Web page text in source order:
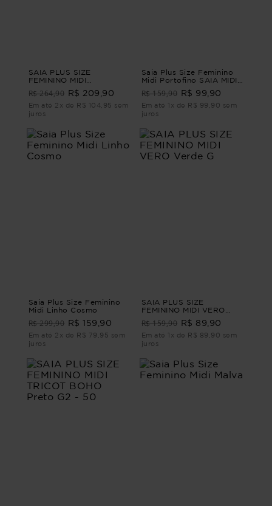
SAIA PLUS SIZE
FEMININO MIDI
ROMANTIQUE Marrom G4
R$ 264,90 R$ 209,90
Em até 2x de R$ 104,95 sem
juros
Saia Plus Size Feminino
Midi Portofino SAIA MIDI
PORTOFINO Azul G3 - 52
R$ 159,90 R$ 99,90
Em até 1x de R$ 99,90 sem
juros
Saia Plus Size Feminino
Midi Linho Cosmo
R$ 299,90 R$ 159,90
Em até 2x de R$ 79,95 sem
juros
SAIA PLUS SIZE
FEMININO MIDI VERO
R$ 159,90 R$ 89,90
Em até 1x de R$ 89,90 sem
juros